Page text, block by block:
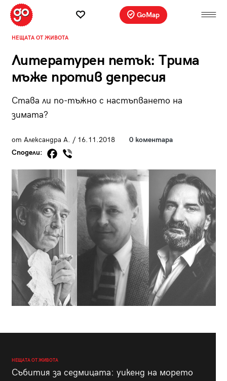
GoMap
НЕЩАТА ОТ ЖИВОТА
Литературен петък: Трима
мъже против депресия
Става ли по-тъжно с настъпването на
зимата?
от Александра А. / 16.11.2018
0 коментара
Сподели:
НЕЩАТА ОТ ЖИВОТА
Събития за седмицата: уикенд на морето